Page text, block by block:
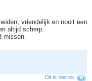
vriendelijk en nooit een
altijd scherp.
missen.
Dit is niet ok